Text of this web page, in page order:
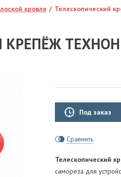
кровле Телескопический
КРЕПЁЖ
Под заказ
Сравнить
Телескопический
самореза для